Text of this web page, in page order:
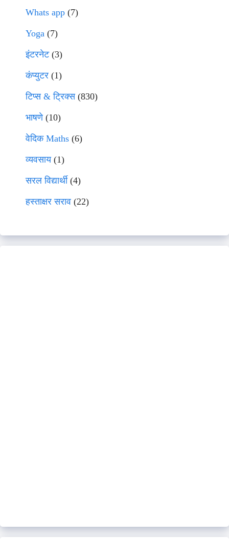
Whats app (7)
Yoga (7)
इंटरनेट(3)
कंप्युटर (1)
टिप्स & ट्रिक्स(830)
भाषणे(10)
वेदिक Maths (6)
व्यवसाय(1)
सरल विद्यार्थी(4)
हस्ताक्षर सराव (22)